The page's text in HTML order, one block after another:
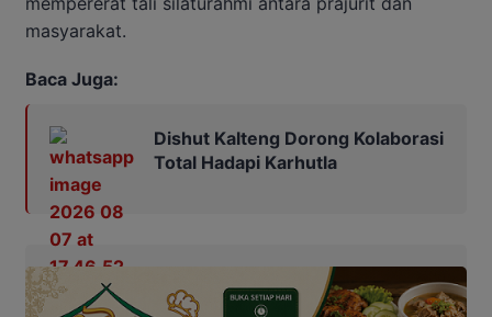
masyarakat.
Baca Juga:
Dishut Kalteng Dorong Kolaborasi
Total Hadapi Karhutla